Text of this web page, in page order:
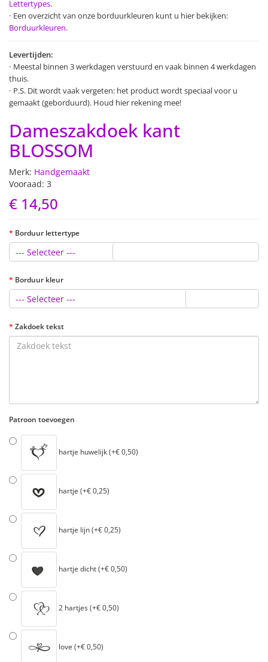
Lettertypes.
Een overzicht van onze borduurkleuren kunt u hier bekijken:
Borduurkleuren.
Levertijden:
Meestal binnen 3 werkdagen verstuurd en vaak binnen 4 werkdagen
thuis.
P.S. Dit wordt vaak vergeten: het product wordt speciaal voor u
gemaakt (geborduurd). Houd hier rekening mee!
Dameszakdoek kant
BLOSSOM
Merk: Handgemaakt
Vooraad: 3
€ 14,50
Borduur lettertype
--- Selecteer ---
Borduur kleur
--- Selecteer ---
Zakdoek tekst
Patroon toevoegen
hartje huwelijk (+€ 0,50)
hartje (+€ 0,25)
hartje lijn (+€ 0,25)
hartje dicht (+€ 0,50)
2 hartjes (+€ 0,50)
love (+€ 0,50)